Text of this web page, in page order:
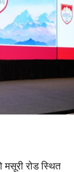
मसूरी रोड स्थित